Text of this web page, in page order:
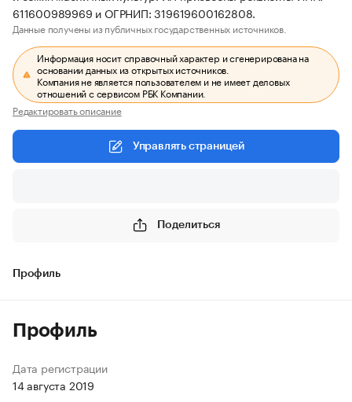
611600989969 и ОГРНИП: 319619600162808.
Данные получены из публичных государственных источников.
Информация носит справочный характер и сгенерирована на
основании данных из открытых источников.
Компания не является пользователем и не имеет деловых
отношений с сервисом РБК Компании.
Редактировать описание
Управлять страницей
Поделиться
Профиль
Профиль
Дата регистрации
14 августа 2019